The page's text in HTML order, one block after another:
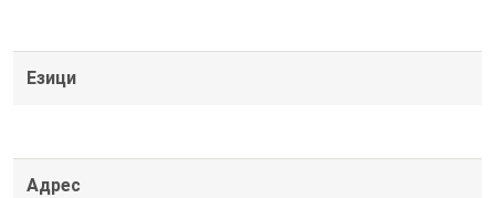
Езици
Адрес